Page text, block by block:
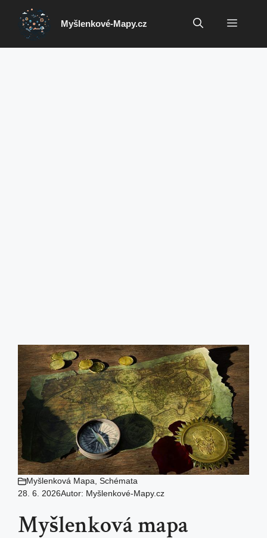
Přeskočit
obsah
Myšlenkové-Mapy.cz Menu
Myšlenková Mapa, Schémata
28. 6. 2026Autor: Myšlenkové-Mapy.cz
Myšlenková mapa